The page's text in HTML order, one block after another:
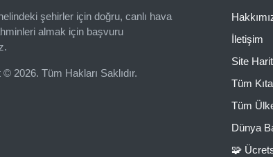
şehirler için doğru, canlı hava
almak için başvuru
2026. Tüm Hakları Saklıdır.
İletişim
Site
Tüm
Tüm
Dünya
🧩